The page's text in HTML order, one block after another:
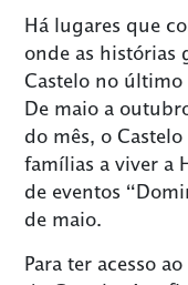
Há lugares que
onde as histórias
Castelo no
De maio a
do mês, o Castelo
famílias a viver a
de eventos
de maio.
Para ter acesso